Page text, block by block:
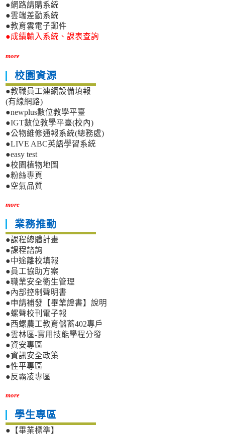
●網路請購系統
●雲端差勤系統
●教育雲電子郵件
●成績輸入系統、課表查詢
more
校園資源
●教職員工連網設備填報
(有線網路)
●newplus數位教學平臺
●IGT數位教學平臺(校內)
●公物維修通報系統(總務處)
●LIVE ABC英語學習系統
●easy test
●校園植物地圖
●粉絲專頁
●空氣品質
more
業務推動
●課程總體計畫
●課程諮詢
●中途離校填報
●員工協助方案
●職業安全衛生管理
●內部控制聲明書
●申請補發【畢業證書】說明
●螺聲校刊電子報
●西螺農工教育儲蓄402專戶
●雲林區-實用技能學程分發
●資安專區
●資訊安全政策
●性平專區
●反霸凌專區
more
學生專區
●【畢業標準】